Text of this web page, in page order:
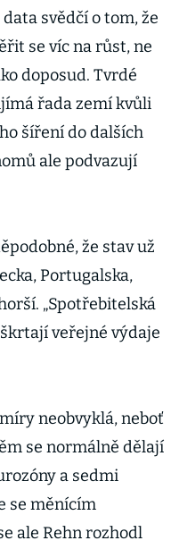
svědčí o tom, že
se víc na růst, ne
doposud. Tvrdé
řada zemí kvůli
šíření do dalších
ale podvazují
že stav už
Portugalska,
„Spotřebitelská
veřejné výdaje
neobvyklá, neboť
se normálně dělají
a sedmi
se měnícím
ale Rehn rozhodl